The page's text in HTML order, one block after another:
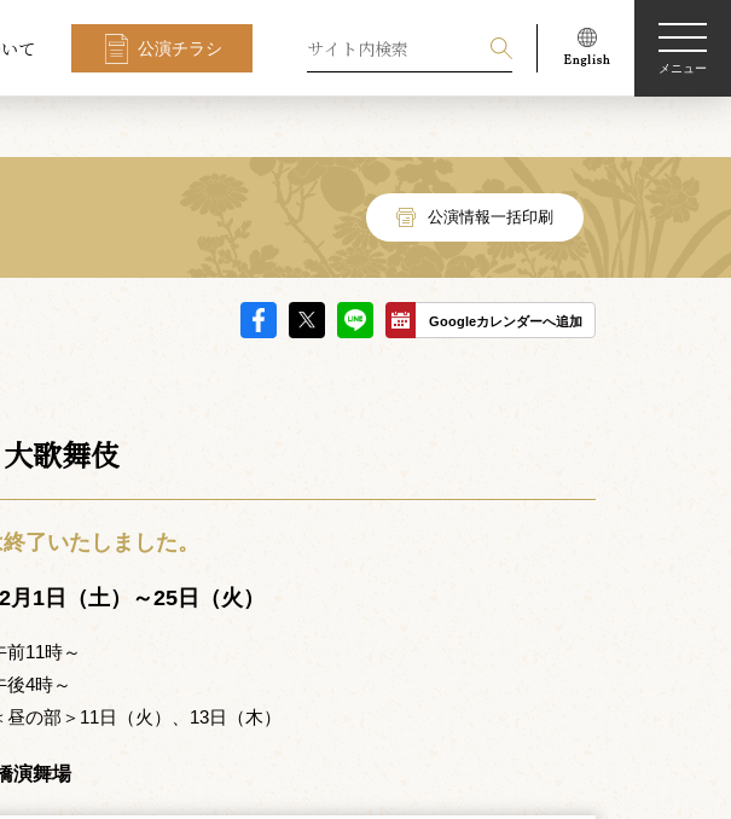
て 公演チラシ
メニュー
公演情報一括印刷
Googleカレンダーへ追加
歌舞伎
了いたしました。
月1日（土）～25日（火）
11時～
4時～
昼の部＞11日（火）、13日（木）
演舞場